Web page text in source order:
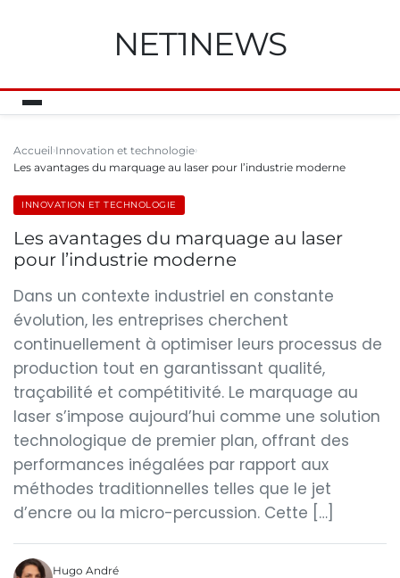
NET1NEWS
Accueil Innovation et technologie
Les avantages du marquage au laser pour l’industrie moderne
INNOVATION ET TECHNOLOGIE
Les avantages du marquage au laser
pour l’industrie moderne
Dans un contexte industriel en constante
évolution, les entreprises cherchent
continuellement à optimiser leurs processus de
production tout en garantissant qualité,
traçabilité et compétitivité. Le marquage au
laser s’impose aujourd’hui comme une solution
technologique de premier plan, offrant des
performances inégalées par rapport aux
méthodes traditionnelles telles que le jet
d’encre ou la micro-percussion. Cette […]
Hugo André